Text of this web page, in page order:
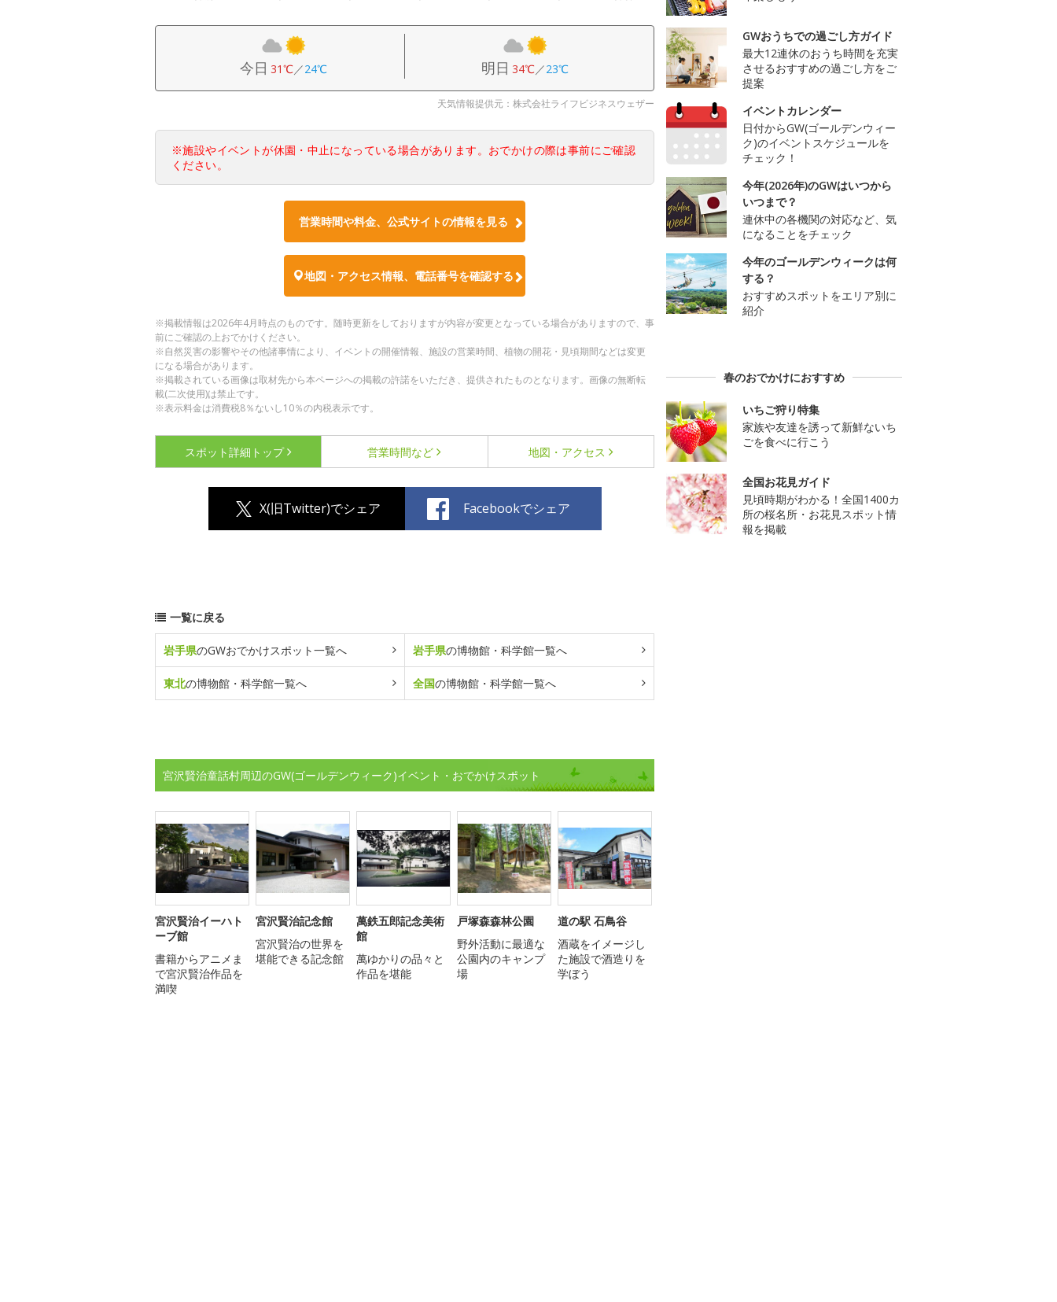
今日 31℃／24℃ 明日 34℃／23℃
天気情報提供元：株式会社ライフビジネスウェザー
※施設やイベントが休園・中止になっている場合があります。おでかけの際は事前にご確認
ください。
営業時間や料金、公式サイトの情報を見る
地図・アクセス情報、電話番号を確認する
※掲載情報は2026年4月時点のものです。随時更新をしておりますが内容が変更となっている場合がありますので、事
前にご確認の上おでかけください。
※自然災害の影響やその他諸事情により、イベントの開催情報、施設の営業時間、植物の開花・見頃期間などは変更
になる場合があります。
※掲載されている画像は取材先から本ページへの掲載の許諾をいただき、提供されたものとなります。画像の無断転
載(二次使用)は禁止です。
※表示料金は消費税8％ないし10％の内税表示です。
スポット詳細 トップ 営業時間など 地図・アクセス
X(旧Twitter)でシェア Facebookでシェア
一覧に戻る
岩手県のGWおでかけスポット一覧へ 岩手県の博物館・科学館一覧へ
東北の博物館・科学館一覧へ 全国の博物館・科学館一覧へ
宮沢賢治童話村周辺のGW(ゴールデンウィーク)イベント・おでかけスポット
宮沢賢治イーハト
ーブ館
書籍からアニメま
で宮沢賢治作品を
満喫
宮沢賢治記念館
宮沢賢治の世界を
堪能できる記念館
萬鉄五郎記念美術
館
萬ゆかりの品々と
作品を堪能
戸塚森森林公園
野外活動に最適な
公園内のキャンプ
場
道の駅 石鳥谷
酒蔵をイメージし
た施設で酒造りを
学ぼう
GWおうちでの過ごし方ガイド
最大12連休のおうち時間を充実
させるおすすめの過ごし方をご
提案
イベントカレンダー
日付からGW(ゴールデンウィー
ク)のイベントスケジュールを
チェック！
今年(2026年)のGWはいつから
いつまで？
連休中の各機関の対応など、気
になることをチェック
今年のゴールデンウィークは何
する？
おすすめスポットをエリア別に
紹介
春のおでかけにおすすめ
いちご狩り特集
家族や友達を誘って新鮮ないち
ごを食べに行こう
全国お花見ガイド
見頃時期がわかる！全国1400カ
所の桜名所・お花見スポット情
報を掲載